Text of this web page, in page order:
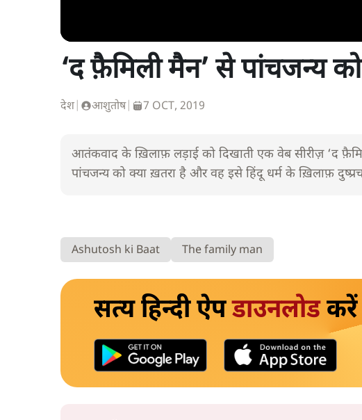
‘द फ़ैमिली मैन’ से पांचजन्य
देश| आशुतोष| 7 OCT, 2019
आतंकवाद के ख़िलाफ़ लड़ाई को दिखाती एक वेब सीरीज़ ‘द
पांचजन्य को क्या ख़तरा है और वह इसे हिंदू धर्म के ख़िलाफ़
Ashutosh ki Baat The family man
सत्य हिन्दी ऐपडाउनलोडकरें